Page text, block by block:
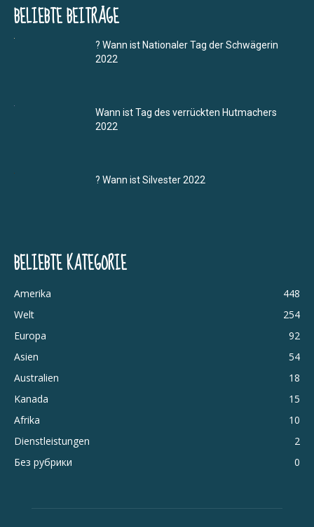
BELIEBTE BEITRÄGE
? Wann ist Nationaler Tag der Schwägerin
2022
Wann ist Tag des verrückten Hutmachers
2022
? Wann ist Silvester 2022
BELIEBTE KATEGORIE
Amerika
448
Welt
254
Europa
92
Asien
54
Australien
18
Kanada
15
Afrika
10
Dienstleistungen
2
Без рубрики
0